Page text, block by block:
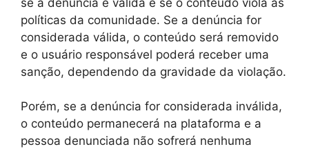
políticas da comunidade. Se a denúncia for
considerada válida, o conteúdo será removido
e o usuário responsável poderá receber uma
sanção, dependendo da gravidade da violação.
Porém, se a denúncia for considerada inválida,
o conteúdo permanecerá na plataforma e a
pessoa denunciada não sofrerá nenhuma